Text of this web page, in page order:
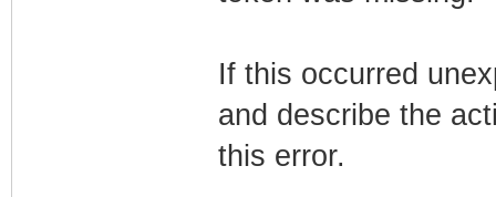
If this occurred
and describe the
this error.